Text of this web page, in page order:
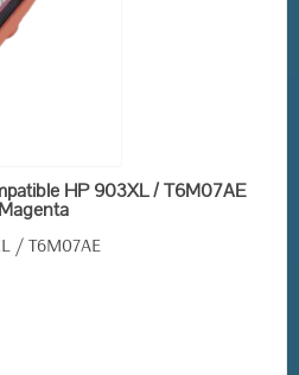
EN STOCK HP 903XL / T6M07AE
Magenta
/ T6M07AE